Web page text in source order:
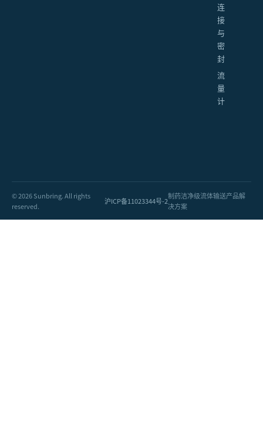
连
接
与
密
封
流
量
计
© 2026 Sunbring. All rights
reserved.
沪ICP备11023344号-2
制药洁净级流体输送产品解
决方案